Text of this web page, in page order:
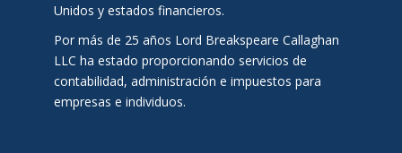
Unidos y estados financieros.
Por más de 25 años Lord Breakspeare Callaghan
LLC ha estado proporcionando servicios de
contabilidad, administración e impuestos para
empresas e individuos.